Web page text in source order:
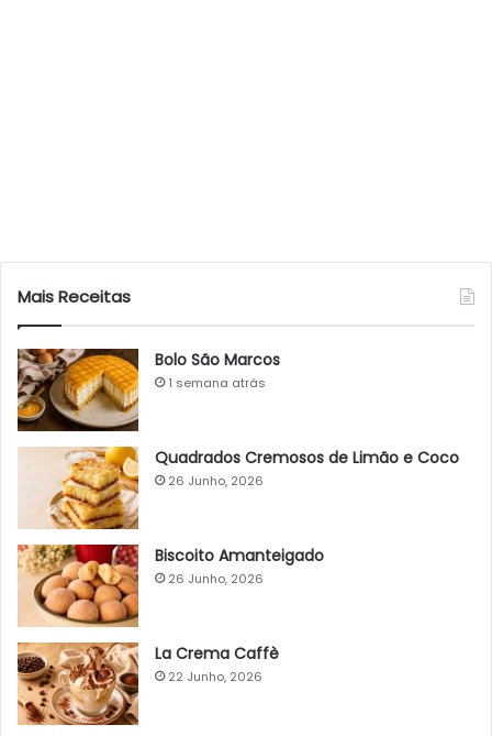
Mais Receitas
Bolo São Marcos
1 semana atrás
Quadrados Cremosos de Limão e Coco
26 Junho, 2026
Biscoito Amanteigado
26 Junho, 2026
La Crema Caffè
22 Junho, 2026